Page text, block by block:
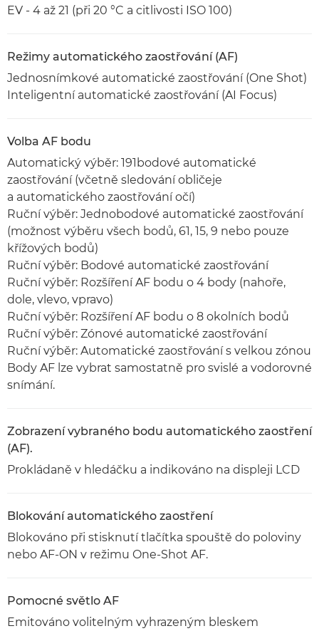
EV - 4 až 21 (při 20 °C a citlivosti ISO 100)
Režimy automatického zaostřování (AF)
Jednosnímkové automatické zaostřování (One Shot)
Inteligentní automatické zaostřování (AI Focus)
Volba AF bodu
Automatický výběr: 191bodové automatické
zaostřování (včetně sledování obličeje
a automatického zaostřování očí)
Ruční výběr: Jednobodové automatické zaostřování
(možnost výběru všech bodů, 61, 15, 9 nebo pouze
křížových bodů)
Ruční výběr: Bodové automatické zaostřování
Ruční výběr: Rozšíření AF bodu o 4 body (nahoře,
dole, vlevo, vpravo)
Ruční výběr: Rozšíření AF bodu o 8 okolních bodů
Ruční výběr: Zónové automatické zaostřování
Ruční výběr: Automatické zaostřování s velkou zónou
Body AF lze vybrat samostatně pro svislé a vodorovné
snímání.
Zobrazení vybraného bodu automatického zaostření
(AF).
Prokládaně v hledáčku a indikováno na displeji LCD
Blokování automatického zaostření
Blokováno při stisknutí tlačítka spouště do poloviny
nebo AF-ON v režimu One-Shot AF.
Pomocné světlo AF
Emitováno volitelným vyhrazeným bleskem